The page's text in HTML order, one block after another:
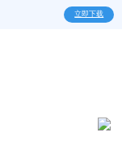
立即下载